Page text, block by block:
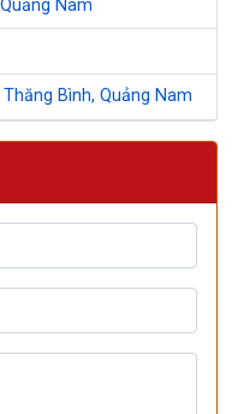
Nam
Bình, Quảng Nam